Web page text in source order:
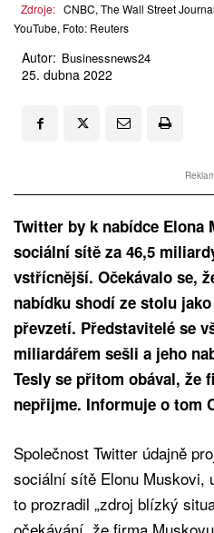
Zdroje: CNBC, The Wall Street
YouTube, Foto: Reuters
Autor: Businessnews24
25. dubna 2022
Twitter by k nabídce Elona
sociální sítě za 46,5
vstřícnější. Očekávalo se,
nabídku shodí ze stolu
převzetí. Představitelé se
miliardářem sešli a jeho
Tesly se přitom obával, že
nepřijme. Informuje o tom
Společnost Twitter údajně
sociální sítě Elonu Muskovi,
to prozradil „zdroj blízký